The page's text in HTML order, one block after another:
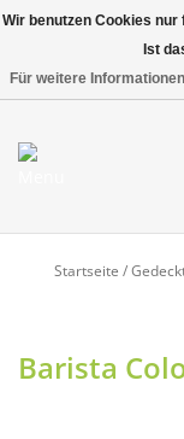
Mein Konto /
Startseite
Startseite /
Barista
Wir benutzen Cookies
Ist
Für weitere